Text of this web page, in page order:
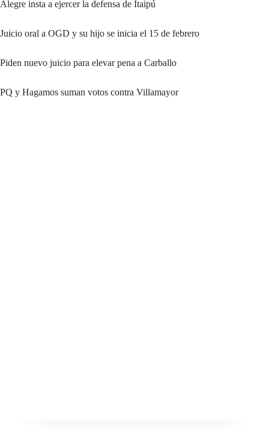
Alegre insta a ejercer la defensa de Itaipú
Juicio oral a OGD y su hijo se inicia el 15 de febrero
Piden nuevo juicio para elevar pena a Carballo
PQ y Hagamos suman votos contra Villamayor